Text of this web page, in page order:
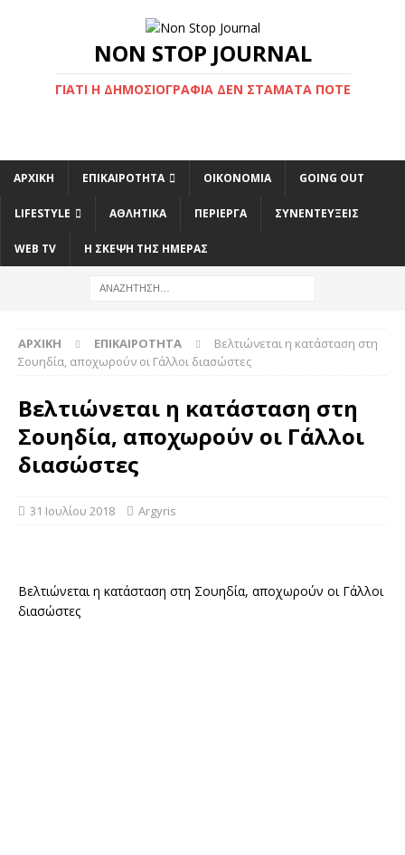
NON STOP JOURNAL
ΓΙΑΤΊ Η ΔΗΜΟΣΙΟΓΡΑΦΊΑ ΔΕΝ ΣΤΑΜΑΤΆ ΠΟΤΈ
ΑΡΧΙΚΉ ΕΠΙΚΑΙΡΌΤΗΤΑ ΟΙΚΟΝΟΜΊΑ GOING OUT
LIFESTYLE ΑΘΛΗΤΙΚΆ ΠΕΡΊΕΡΓΑ ΣΥΝΕΝΤΕΎΞΕΙΣ
WEB TV Η ΣΚΕΨΗ ΤΗΣ ΗΜΕΡΑΣ
ΑΡΧΙΚΉ ΕΠΙΚΑΙΡΌΤΗΤΑ
Βελτιώνεται η κατάσταση στη
Σουηδία, αποχωρούν οι Γάλλοι διασώστες
Βελτιώνεται η κατάσταση στη
Σουηδία, αποχωρούν οι Γάλλοι
διασώστες
31 Ιουλίου 2018 Argyris
Βελτιώνεται η κατάσταση στη Σουηδία, αποχωρούν οι Γάλλοι
διασώστες